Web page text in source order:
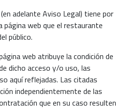
adelante Aviso Legal) tiene por
página web que el restaurante
público.
web atribuye la condición de
dicho acceso y/o uso, las
aquí reflejadas. Las citadas
independientemente de las
que en su caso resulten